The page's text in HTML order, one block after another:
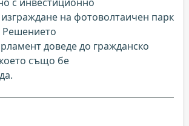
на фотоволтаичен парк
Решението
доведе до гражданско
също бе